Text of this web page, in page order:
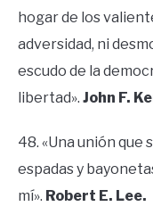
hogar de los
adversidad, ni
escudo de la
libertad». John F.
48. «Una unión
espadas y
mí». Robert E. Lee.